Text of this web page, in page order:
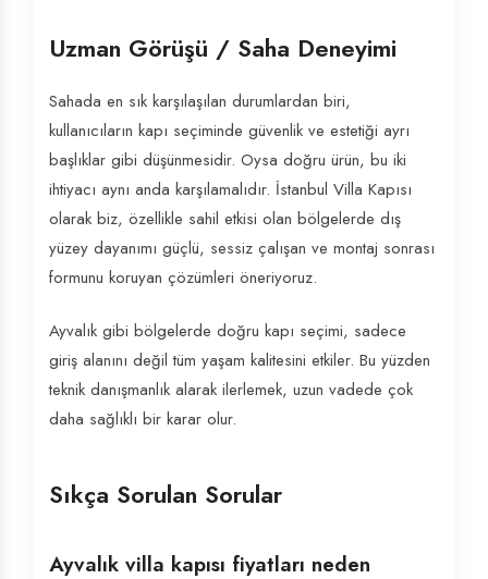
Uzman Görüşü / Saha Deneyimi
Sahada en sık karşılaşılan durumlardan biri,
kullanıcıların kapı seçiminde güvenlik ve estetiği ayrı
başlıklar gibi düşünmesidir. Oysa doğru ürün, bu iki
ihtiyacı aynı anda karşılamalıdır. İstanbul Villa Kapısı
olarak biz, özellikle sahil etkisi olan bölgelerde dış
yüzey dayanımı güçlü, sessiz çalışan ve montaj sonrası
formunu koruyan çözümleri öneriyoruz.
Ayvalık gibi bölgelerde doğru kapı seçimi, sadece
giriş alanını değil tüm yaşam kalitesini etkiler. Bu yüzden
teknik danışmanlık alarak ilerlemek, uzun vadede çok
daha sağlıklı bir karar olur.
Sıkça Sorulan Sorular
Ayvalık villa kapısı fiyatları neden